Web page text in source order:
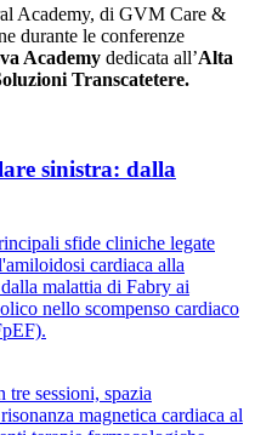
Academy, di GVM Care &
durante le conferenze
Academy dedicata all’Alta
Transcatetere.
sinistra: dalla
sfide cliniche legate
cardiaca alla
malattia di Fabry ai
nello scompenso cardiaco
sessioni, spazia
magnetica cardiaca al